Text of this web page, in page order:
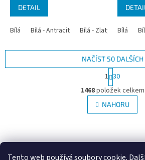
Tento web používá soubory cookie.
DETAIL
Bílá Bílá - Antracit Bílá - Zlatý dub
DETAIL
Bílá
O
v
l
á
c
NAČÍST 50 DALŠÍCH
S
t
r
á
n
k
á
í
1 30
1468položek celkem
NAHORU
á